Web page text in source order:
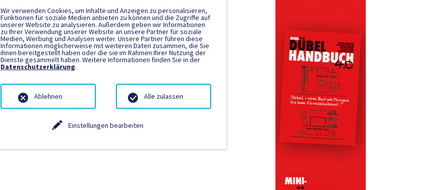
Wir verwenden Cookies, um Inhalte und Anzeigen zu personalisieren,
Funktionen für soziale Medien anbieten zu können und die Zugriffe auf
unserer Website zu analysieren. Außerdem geben wir Informationen
zu Ihrer Verwendung unserer Website an unsere Partner für soziale
Medien, Werbung und Analysen weiter. Unsere Partner führen diese
Informationen möglicherweise mit weiteren Daten zusammen, die Sie
ihnen bereitgestellt haben oder die sie im Rahmen Ihrer Nutzung der
Dienste gesammelt haben. Weitere Informationen finden Sie in der
Datenschutzerklärung.
Einstellungen bearbeiten
Ablehnen Alle zulassen